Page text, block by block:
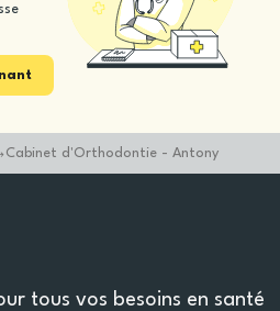
Cabinet d'Orthodontie - Antony
tous vos besoins en santé